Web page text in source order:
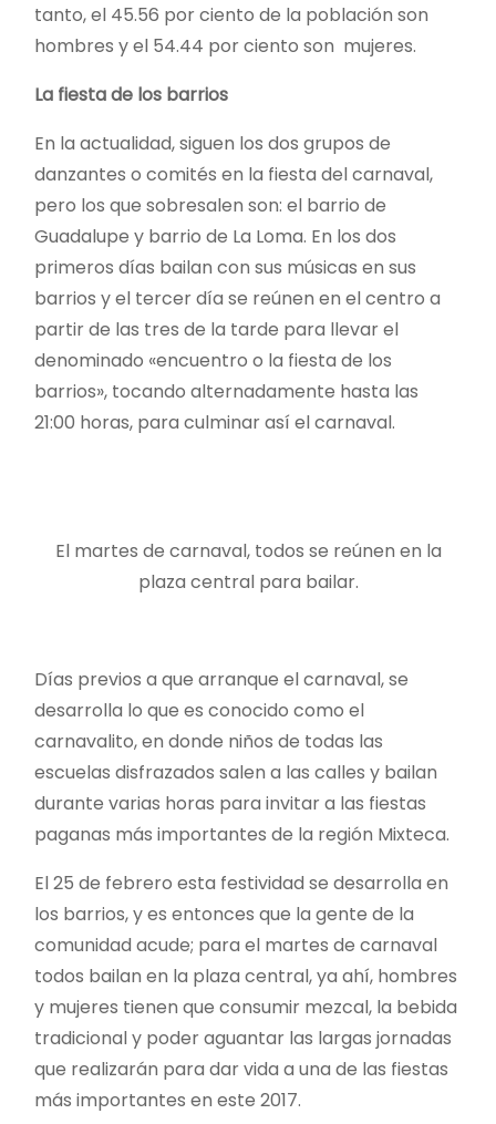
tanto, el 45.56 por ciento de la población son
hombres y el 54.44 por ciento son mujeres.
La fiesta de los barrios
En la actualidad, siguen los dos grupos de
danzantes o comités en la fiesta del carnaval,
pero los que sobresalen son: el barrio de
Guadalupe y barrio de La Loma. En los dos
primeros días bailan con sus músicas en sus
barrios y el tercer día se reúnen en el centro a
partir de las tres de la tarde para llevar el
denominado «encuentro o la fiesta de los
barrios», tocando alternadamente hasta las
21:00 horas, para culminar así el carnaval.
El martes de carnaval, todos se reúnen en la
plaza central para bailar.
Días previos a que arranque el carnaval, se
desarrolla lo que es conocido como el
carnavalito, en donde niños de todas las
escuelas disfrazados salen a las calles y bailan
durante varias horas para invitar a las fiestas
paganas más importantes de la región Mixteca.
El 25 de febrero esta festividad se desarrolla en
los barrios, y es entonces que la gente de la
comunidad acude; para el martes de carnaval
todos bailan en la plaza central, ya ahí, hombres
y mujeres tienen que consumir mezcal, la bebida
tradicional y poder aguantar las largas jornadas
que realizarán para dar vida a una de las fiestas
más importantes en este 2017.